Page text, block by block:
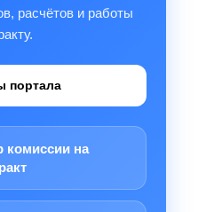
расчётов и работы
портала
комиссии на